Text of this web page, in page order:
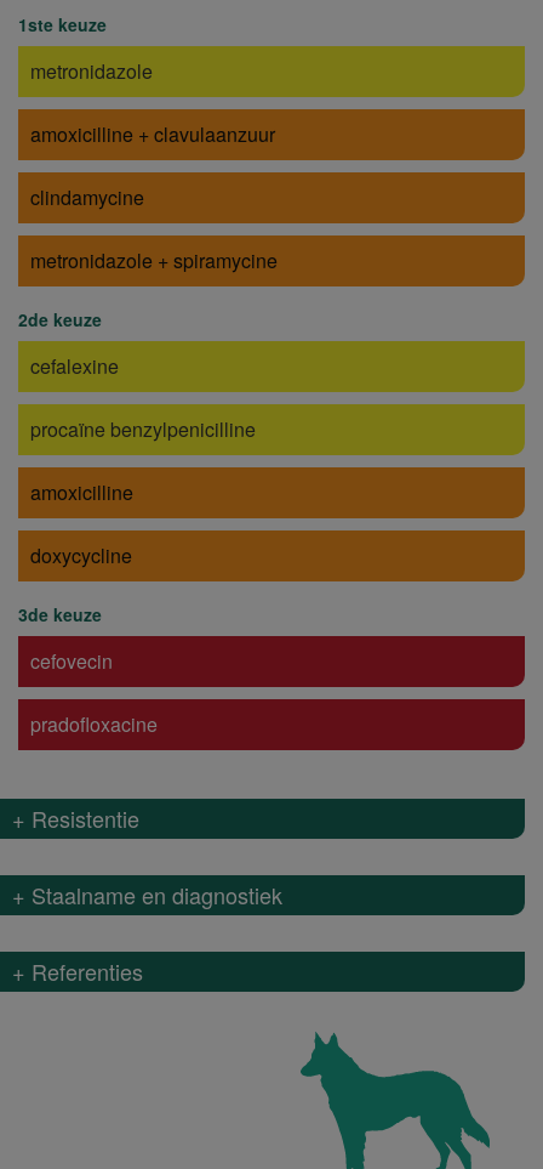
1ste keuze
metronidazole
amoxicilline + clavulaanzuur
clindamycine
metronidazole + spiramycine
2de keuze
cefalexine
procaïne benzylpenicilline
amoxicilline
doxycycline
3de keuze
cefovecin
pradofloxacine
+ Resistentie
+ Staalname en diagnostiek
+ Referenties